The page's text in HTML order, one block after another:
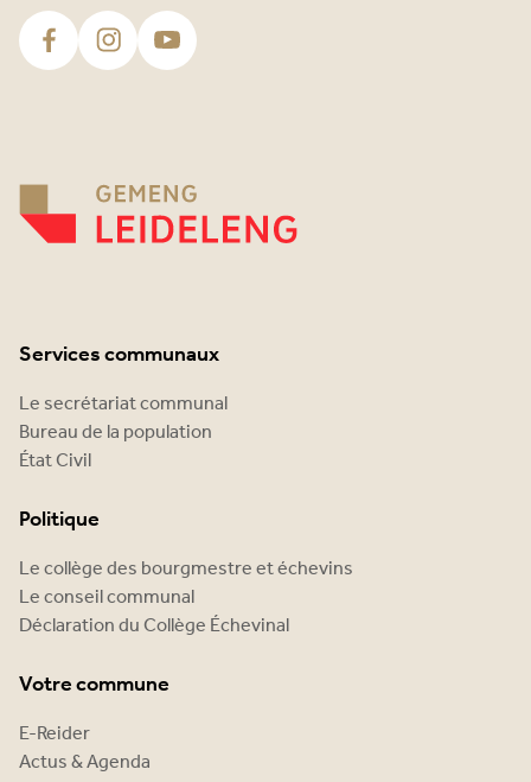
Services communaux
Le secrétariat communal
Bureau de la population
État Civil
Politique
Le collège des bourgmestre et échevins
Le conseil communal
Déclaration du Collège Échevinal
Votre commune
E-Reider
Actus & Agenda